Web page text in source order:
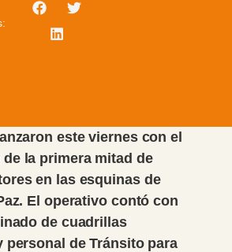
este viernes con el
la primera mitad de
en las esquinas de
El operativo contó con
de cuadrillas
personal de Tránsito para